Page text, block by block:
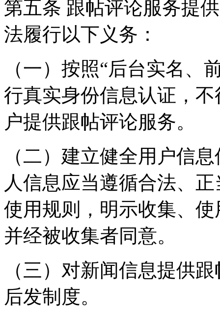
第五条 跟帖评论服务提
法履行以下义务：
（一）按照“后台实名、
行真实身份信息认证，
户提供跟帖评论服务。
（二）建立健全用户信
人信息应当遵循合法、
使用规则，明示收集、
并经被收集者同意。
（三）对新闻信息提供
后发制度。